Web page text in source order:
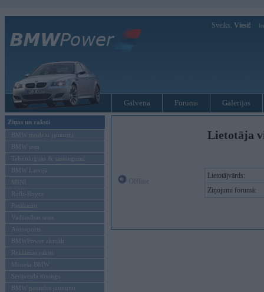
Sveiks, Viesi!
Galvenā Forums Galerijas
Ziņas un raksti
BMW modeļu jaunumi
BMW testi
Tehnoloģijas & sasniegumi
BMW Latvijā
MINI
Rolls-Royce
Pasākumi
Vadāmības tests
Autosports
BMWPower aktuāli
Reklāmas raksti
Mēneša BMW
Sērijveida tūnings
BMW pasaules jaunumi
Lietotāja
Lietotājvārds:
Ziņojumi forumā: